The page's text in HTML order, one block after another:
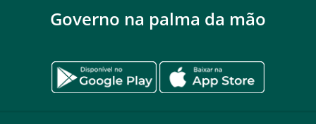
Governo na palma da mão